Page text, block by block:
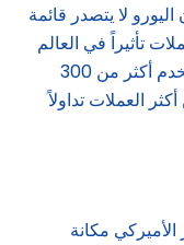
لا يتصدر قائمة
تأثيراً في العالم
نظراً لحجم الاقتصاد الأوروبي الهائل. يستخدم أكثر من 300
العملات تداولاً
الأميركي مكانة